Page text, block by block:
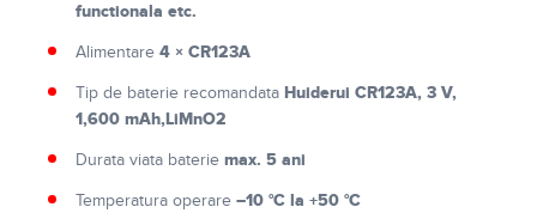
functionala etc.
Alimentare 4 × CR123A
Tip de baterie recomandata Huiderui CR123A, 3 V,
1,600 mAh,LiMnO2
Durata viata baterie max. 5 ani
Temperatura operare –10 °C la +50 °C